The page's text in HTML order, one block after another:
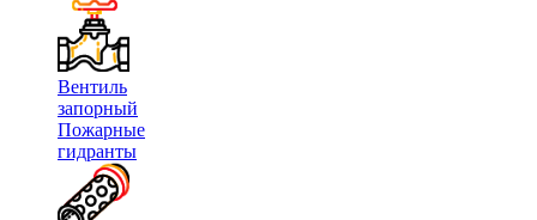
Вентиль
запорный
Пожарные
гидранты